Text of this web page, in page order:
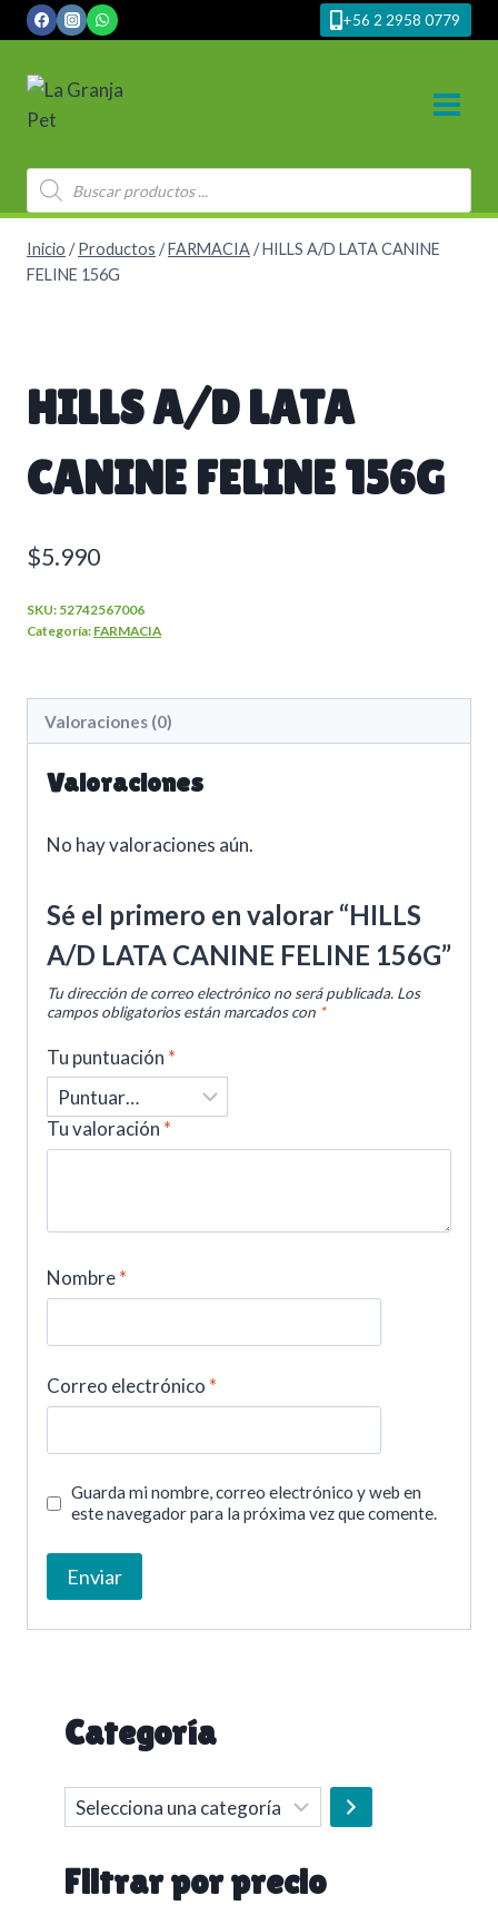
Saltar
al
contenido
+56 2 2958 0779
Búsqueda
de
productos
Inicio / Productos /FARMACIA/HILLS A/D LATA CANINE
FELINE 156G
HILLS A/D LATA
CANINE FELINE 156G
$5.990
SKU: 52742567006
Categoría: FARMACIA
Valoraciones (0)
Valoraciones
No hay valoraciones aún.
Sé el primero en valorar “HILLS
A/D LATA CANINE FELINE 156G”
Tu dirección de correo electrónico no será publicada. Los
campos obligatorios están marcados con *
Tu puntuación *
Tu valoración *
Nombre*
Correo electrónico *
Guarda mi nombre, correo electrónico y web en
este navegador para la próxima vez que comente.
Categoría
Selecciona
una
Filtrar por precio